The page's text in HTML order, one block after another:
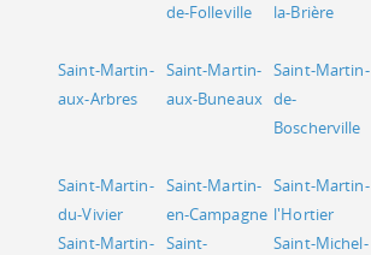
de-Folleville
la-Brière
Saint-Martin-
aux-Arbres
Saint-Martin-
aux-Buneaux
Saint-Martin-
de-
Boscherville
Saint-Martin-
du-Vivier
Saint-Martin-
en-Campagne
Saint-Martin-
l'Hortier
Saint-Martin- Saint-
Saint-Michel-